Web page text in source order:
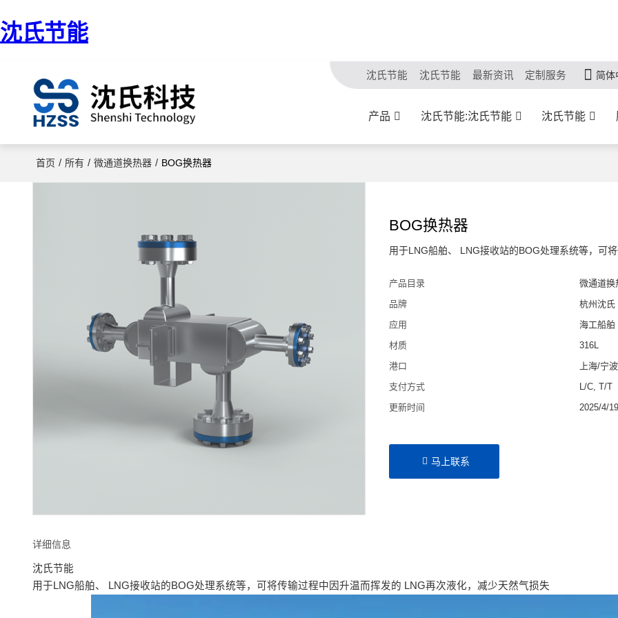
沈氏节能
沈氏节能 沈氏节能 最新资讯 定制服务 简体
产品 沈氏节能:沈氏节能 沈氏节能
首页 / 所有 / 微通道换热器 / BOG换热器
BOG换热器
用于LNG船舶、 LNG接收站的BOG处理系统等，可
产品目录
微通道换
品牌
杭州沈氏
应用
海工船舶
材质
316L
港口
上海/宁波
支付方式
L/C, T/T
更新时间
2025/4/
马上联系
详细信息
沈氏节能
用于LNG船舶、 LNG接收站的BOG处理系统等，可将传输过程中因升温而挥发的 LNG再次液化，减少天然气损失